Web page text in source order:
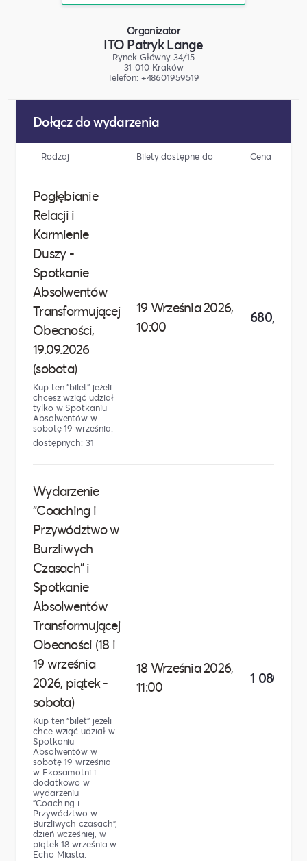
Organizator
ITO Patryk Lange
Rynek Główny 34/15
31-010 Kraków
Telefon: +48601959519
Dołącz do wydarzenia
Rodzaj Bilety dostępne do Cena
Pogłębianie
Relacji i
Karmienie
Duszy -
Spotkanie
Absolwentów
Transformującej
Obecności,
19.09.2026
(sobota)
Kup ten "bilet" jeżeli
chcesz wziąć udział
tylko w Spotkaniu
Absolwentów w
sobotę 19 września.
dostępnych: 31
19 Września 2026,
10:00
680,00 zł
Wydarzenie
"Coaching i
Przywództwo w
Burzliwych
Czasach" i
Spotkanie
Absolwentów
Transformującej
Obecności (18 i
19 września
2026, piątek -
sobota)
Kup ten "bilet" jeżeli
chce wziąć udział w
Spotkaniu
Absolwentów w
sobotę 19 września
w Ekosamotni i
dodatkowo w
wydarzeniu
"Coaching i
Przywództwo w
Burzliwych czasach",
dzień wcześniej, w
piątek 18 września w
Echo Miasta.
18 Września 2026,
11:00
1 080,00